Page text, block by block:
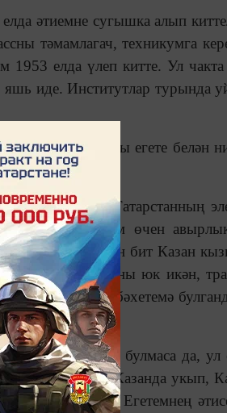
әтиемне сугышка алып
тәмамлагач, техникумга
1953 елда үлеп китте. Ул
иде. Институтлар турында
Әнәк авылы егете белән
(1957 ел) Татарстанның
китү минем өчен
барасың, син бит Казан
кала, алмаганы юк икән,
Күрәсең, бәхетемә
сынга әллә ни булмаса да, ул
миңа: «Биш ел Казанда укып,
йөреп киттек. Егетемнең